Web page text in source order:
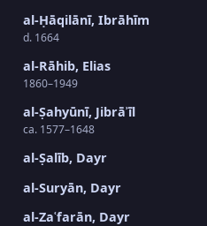
al-Ḥāqilānī, Ibrāhīm
d. 1664
al-Rāhib, Elias
1860–1949
al-Ṣahyūnī, Jibrāʾīl
ca. 1577–1648
al-Ṣalīb, Dayr
al-Suryān, Dayr
al-Zaʿfarān, Dayr